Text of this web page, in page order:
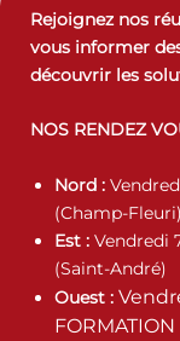
Rejoignez nos
vous informer
découvrir les
NOS RENDEZ
Nord :
(Champ-Fleuri)
Est : Vendredi
(Saint-André)
Ouest :